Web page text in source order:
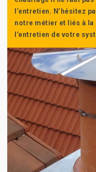
l’entretien. N’hésitez
notre métier et liés à
l’entretien de votre